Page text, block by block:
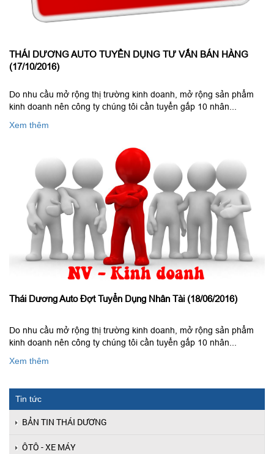
THÁI DƯƠNG AUTO TUYỂN DỤNG TƯ VẤN BÁN HÀNG
(17/10/2016)
Do nhu cầu mở rộng thị trường kinh doanh, mở rộng sản phẩm
kinh doanh nên công ty chúng tôi cần tuyển gấp 10 nhân...
Xem thêm
Thái Dương Auto Đợt Tuyển Dụng Nhân Tài (18/06/2016)
Do nhu cầu mở rộng thị trường kinh doanh, mở rộng sản phẩm
kinh doanh nên công ty chúng tôi cần tuyển gấp 10 nhân...
Xem thêm
Tin tức
BẢN TIN THÁI DƯƠNG
ÔTÔ - XE MÁY